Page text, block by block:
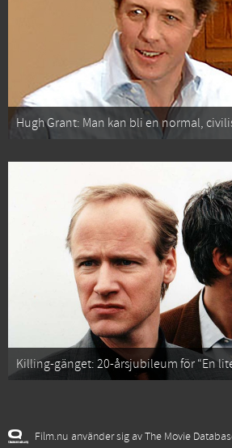
Hugh Grant: Man kan bli en normal,
Killing-gänget: 20-årsjubileum för “En
Film.nu använder sig av The Movie